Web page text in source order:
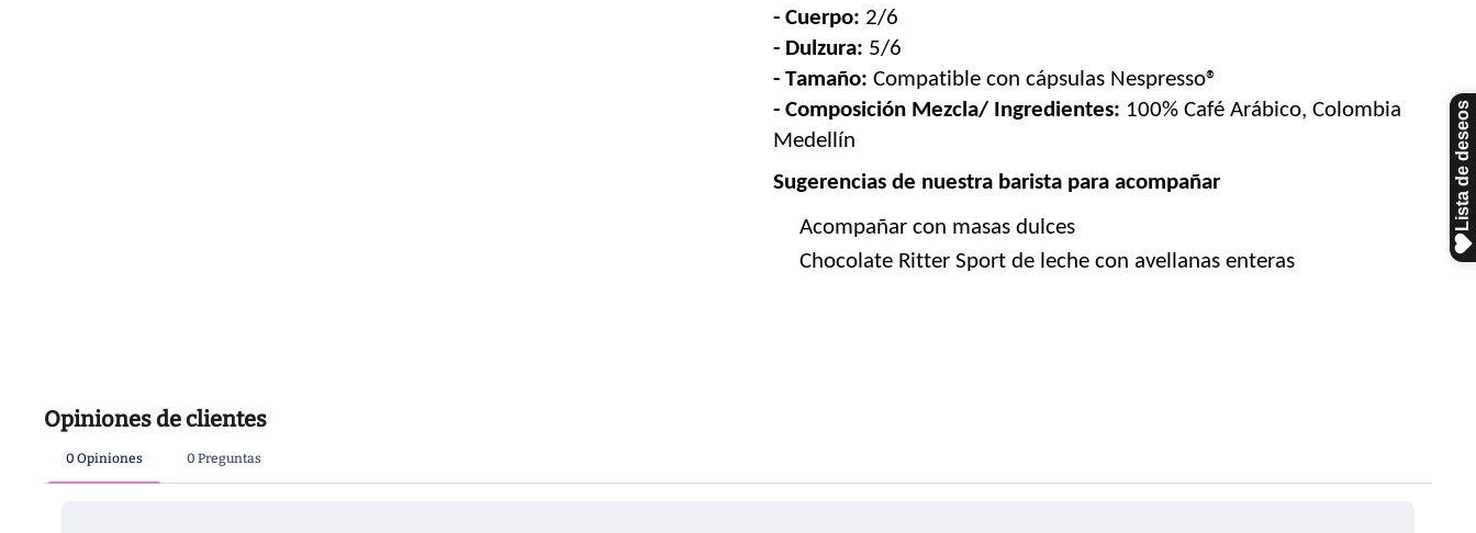
- Cuerpo: 2/6
- Dulzura: 5/6
- Tamaño: Compatible con cápsulas Nespresso®
- Composición Mezcla/ Ingredientes: 100% Café Arábico,
Medellín
Sugerencias de nuestra barista para acompañar
Acompañar con masas dulces
Chocolate Ritter Sport de leche con avellanas enteras